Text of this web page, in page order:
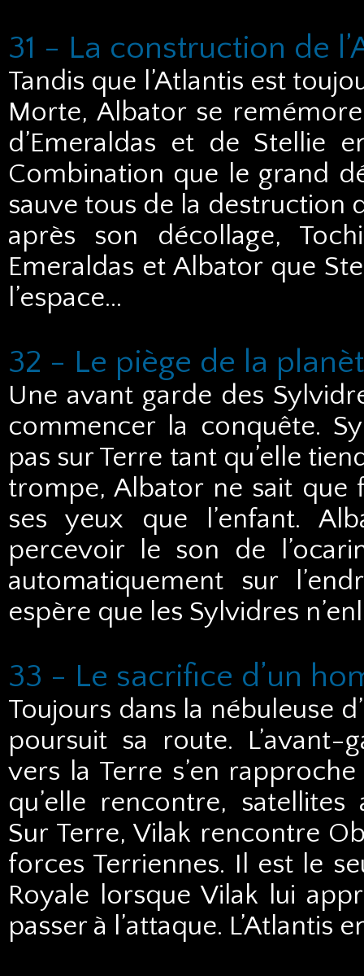
31 - La construction de
Tandis que l’Atlantis est
Morte, Albator se
d’Emeraldas et de Stellie
Combination que le grand
sauve tous de la destruction
après son décollage,
Emeraldas et Albator que
l’espace…
32 - Le piège de la
Une avant garde des
commencer la conquête.
pas sur Terre tant qu’elle
trompe, Albator ne sait que
ses yeux que l’enfant.
percevoir le son de
automatiquement sur
espère que les Sylvidres
33 - Le sacrifice d’un
Toujours dans la nébuleuse
poursuit sa route. L’avant-
vers la Terre s’en
qu’elle rencontre,
Sur Terre, Vilak rencontre
forces Terriennes. Il est le
Royale lorsque Vilak lui
passer à l’attaque.